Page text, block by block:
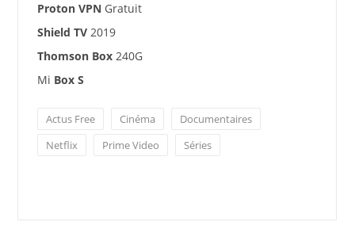
Proton VPN Gratuit
Shield TV2019
Thomson Box240G
Mi Box S
Actus Free Cinéma
Documentaires
Netflix
Prime Video Séries